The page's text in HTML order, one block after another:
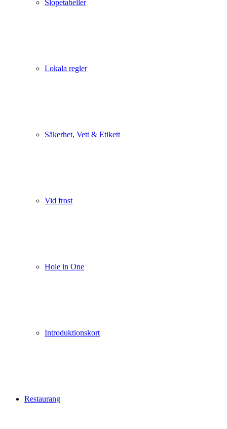
Slopetabeller
Lokala regler
Säkerhet, Vett & Etikett
Vid frost
Hole in One
Introduktionskort
Restaurang